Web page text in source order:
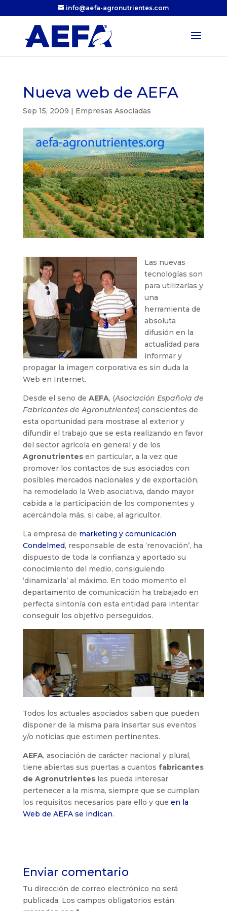
info@aefa-agronutrientes.com
Nueva web de AEFA
Sep 15, 2009 | Empresas Asociadas
Las nuevas
tecnologías son
para utilizarlas y
una
herramienta de
absoluta
difusión en la
actualidad para
informar y
propagar la imagen corporativa es sin duda la
Web en Internet.
Desde el seno de AEFA, (Asociación Española de
Fabricantes de Agronutrientes) conscientes de
esta oportunidad para mostrase al exterior y
difundir el trabajo que se esta realizando en favor
del sector agrícola en general y de los
Agronutrientes en particular, a la vez que
promover los contactos de sus asociados con
posibles mercados nacionales y de exportación,
ha remodelado la Web asociativa, dando mayor
cabida a la participación de los componentes y
acercándola más, si cabe, al agricultor.
La empresa de marketing y comunicación
Condelmed, responsable de esta ‘renovación’, ha
dispuesto de toda la confianza y aportado su
conocimiento del medio, consiguiendo
‘dinamizarla’ al máximo. En todo momento el
departamento de comunicación ha trabajado en
perfecta sintonía con esta entidad para intentar
conseguir los objetivo perseguidos.
Todos los actuales asociados saben que pueden
disponer de la misma para insertar sus eventos
y/o noticias que estimen pertinentes.
AEFA, asociación de carácter nacional y plural,
tiene abiertas sus puertas a cuantos fabricantes
de Agronutrientesles pueda interesar
pertenecer a la misma, siempre que se cumplan
los requisitos necesarios para ello y que en la
Web de AEFA se indican.
Enviar comentario
Tu dirección de correo electrónico no será
publicada. Los campos obligatorios están